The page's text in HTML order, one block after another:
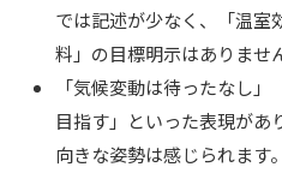
では記述が少なく、「温室
料」の目標明示はありませ
「気候変動は待ったなし
目指す」といった表現があ
向きな姿勢は感じられます。